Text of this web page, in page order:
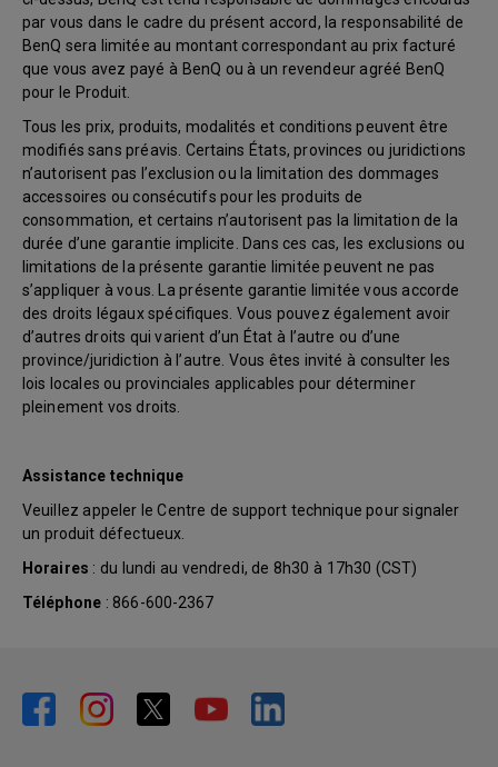
par vous dans le cadre du présent accord, la responsabilité de
BenQ sera limitée au montant correspondant au prix facturé
que vous avez payé à BenQ ou à un revendeur agréé BenQ
pour le Produit.
Tous les prix, produits, modalités et conditions peuvent être
modifiés sans préavis. Certains États, provinces ou juridictions
n’autorisent pas l’exclusion ou la limitation des dommages
accessoires ou consécutifs pour les produits de
consommation, et certains n’autorisent pas la limitation de la
durée d’une garantie implicite. Dans ces cas, les exclusions ou
limitations de la présente garantie limitée peuvent ne pas
s’appliquer à vous. La présente garantie limitée vous accorde
des droits légaux spécifiques. Vous pouvez également avoir
d’autres droits qui varient d’un État à l’autre ou d’une
province/juridiction à l’autre. Vous êtes invité à consulter les
lois locales ou provinciales applicables pour déterminer
pleinement vos droits.
Assistance technique
Veuillez appeler le Centre de support technique pour signaler
un produit défectueux.
Horaires : du lundi au vendredi, de 8h30 à 17h30 (CST)
Téléphone : 866-600-2367